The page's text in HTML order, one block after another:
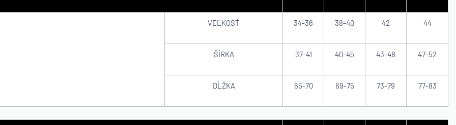
VEĽKOSŤ 34-36 38-40 42 44
ŠÍRKA 37-41 40-45 43-48 47-52
DĹŽKA 65-70 69-75 73-79 77-83